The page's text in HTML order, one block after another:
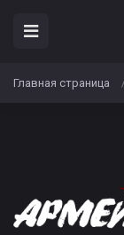
Главная страница /